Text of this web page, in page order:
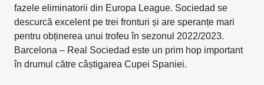
fazele eliminatorii din Europa League. Sociedad se
descurcă excelent pe trei fronturi și are speranțe mari
pentru obținerea unui trofeu în sezonul 2022/2023.
Barcelona – Real Sociedad este un prim hop important
în drumul către câștigarea Cupei Spaniei.